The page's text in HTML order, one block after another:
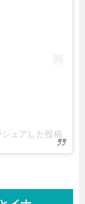
ェアした投稿